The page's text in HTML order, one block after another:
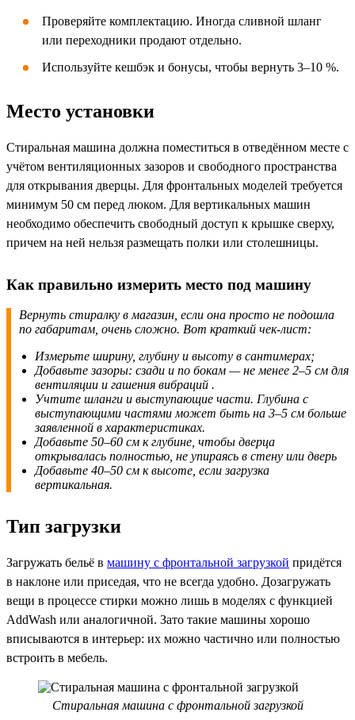
Проверяйте комплектацию. Иногда сливной шланг
или переходники продают отдельно.
Используйте кешбэк и бонусы, чтобы вернуть 3–10 %.
Место установки
Стиральная машина должна поместиться в отведённом месте с
учётом вентиляционных зазоров и свободного пространства
для открывания дверцы. Для фронтальных моделей требуется
минимум 50 см перед люком. Для вертикальных машин
необходимо обеспечить свободный доступ к крышке сверху,
причем на ней нельзя размещать полки или столешницы.
Как правильно измерить место под машину
Вернуть стиралку в магазин, если она просто не подошла
по габаритам, очень сложно. Вот краткий чек-лист:
Измерьте ширину, глубину и высоту в сантимерах;
Добавьте зазоры: сзади и по бокам — не менее 2–5 см для
вентиляции и гашения вибраций .
Учтите шланги и выступающие части. Глубина с
выступающими частями может быть на 3–5 см больше
заявленной в характеристиках.
Добавьте 50–60 см к глубине, чтобы дверца
открывалась полностью, не упираясь в стену или дверь
Добавьте 40–50 см к высоте, если загрузка
вертикальная.
Тип загрузки
Загружать бельё в машину с фронтальной загрузкой придётся
в наклоне или приседая, что не всегда удобно. Дозагружать
вещи в процессе стирки можно лишь в моделях с функцией
AddWash или аналогичной. Зато такие машины хорошо
вписываются в интерьер: их можно частично или полностью
встроить в мебель.
Стиральная машина с фронтальной загрузкой